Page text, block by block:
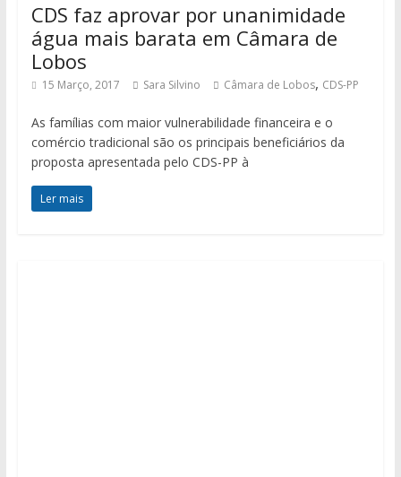
CDS faz aprovar por unanimidade
água mais barata em Câmara de
Lobos
15 Março, 2017 Sara Silvino Câmara de Lobos, CDS-PP
As famílias com maior vulnerabilidade financeira e o
comércio tradicional são os principais beneficiários da
proposta apresentada pelo CDS-PP à
Ler mais